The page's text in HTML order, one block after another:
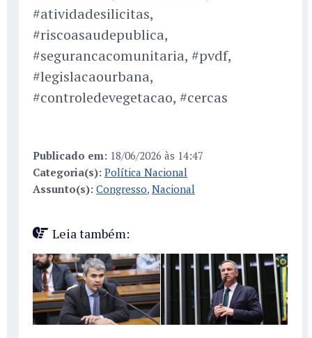
#atividadesilicitas,
#riscoasaudepublica,
#segurancacomunitaria, #pvdf,
#legislacaourbana,
#controledevegetacao, #cercas
Publicado em: 18/06/2026 às 14:47
Categoria(s): Política Nacional
Assunto(s): Congresso, Nacional
Leia também: